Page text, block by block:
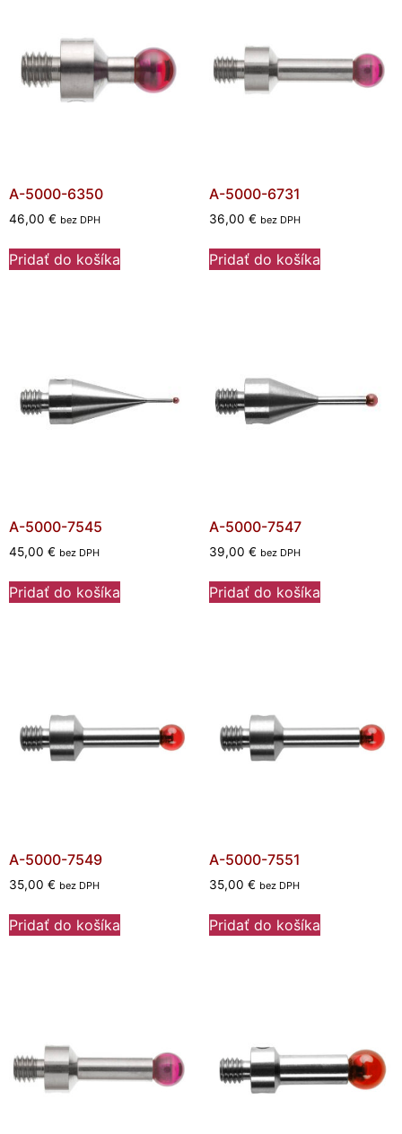
A-5000-6350
46,00 € bez DPH
Pridať do košíka
A-5000-6731
36,00 € bez DPH
Pridať do košíka
A-5000-7545
45,00 € bez DPH
Pridať do košíka
A-5000-7547
39,00 € bez DPH
Pridať do košíka
A-5000-7549
35,00 € bez DPH
Pridať do košíka
A-5000-7551
35,00 € bez DPH
Pridať do košíka